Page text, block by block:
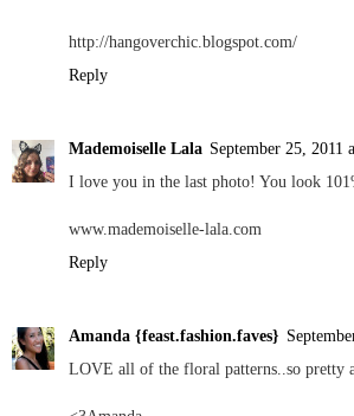
http://hangoverchic.blogspot.com/
Reply
Mademoiselle Lala September 25, 2011
I love you in the last photo! You look
www.mademoiselle-lala.com
Reply
Amanda {feast.fashion.faves}
LOVE all of the floral patterns..so pretty